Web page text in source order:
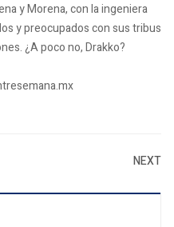
y Morena, con la ingeniera
y preocupados con sus tribus
¿A poco no, Drakko?
NEXT